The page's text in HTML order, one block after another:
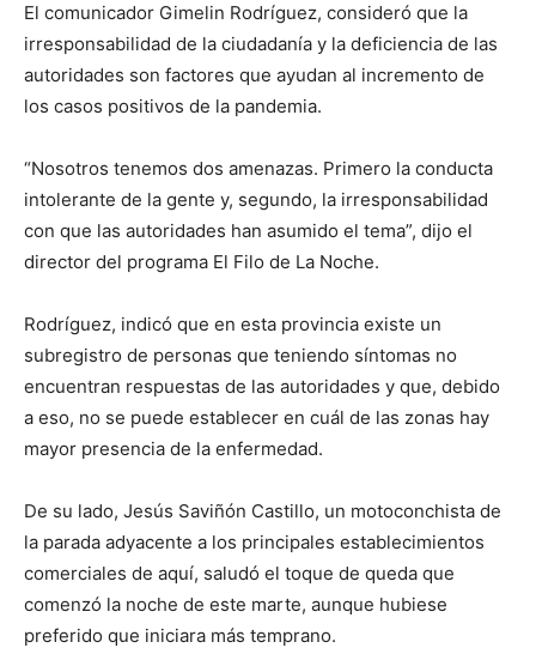
El comunicador Gimelin Rodríguez, consideró que la
irresponsabilidad de la ciudadanía y la deficiencia de las
autoridades son factores que ayudan al incremento de
los casos positivos de la pandemia.
“Nosotros tenemos dos amenazas. Primero la conducta
intolerante de la gente y, segundo, la irresponsabilidad
con que las autoridades han asumido el tema”, dijo el
director del programa El Filo de La Noche.
Rodríguez, indicó que en esta provincia existe un
subregistro de personas que teniendo síntomas no
encuentran respuestas de las autoridades y que, debido
a eso, no se puede establecer en cuál de las zonas hay
mayor presencia de la enfermedad.
De su lado, Jesús Saviñón Castillo, un motoconchista de
la parada adyacente a los principales establecimientos
comerciales de aquí, saludó el toque de queda que
comenzó la noche de este marte, aunque hubiese
preferido que iniciara más temprano.